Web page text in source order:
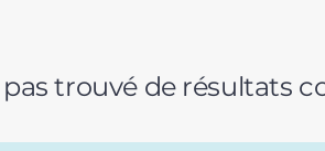
pas trouvé de résultats